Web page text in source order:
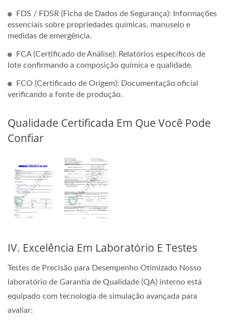
FDS / FDSR (Ficha de Dados de Segurança): Informações
essenciais sobre propriedades químicas, manuseio e
medidas de emergência.
FCA (Certificado de Análise): Relatórios específicos de
lote confirmando a composição química e qualidade.
FCO (Certificado de Origem): Documentação oficial
verificando a fonte de produção.
Qualidade Certificada Em Que Você Pode
Confiar
IV. Excelência Em Laboratório E Testes
Testes de Precisão para Desempenho Otimizado Nosso
laboratório de Garantia de Qualidade (QA) interno está
equipado com tecnologia de simulação avançada para
avaliar: